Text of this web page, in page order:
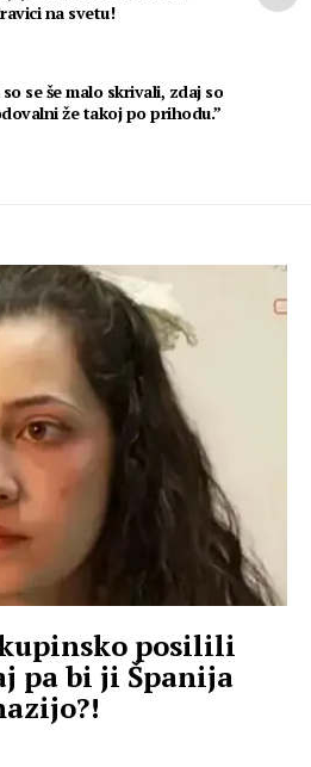
na svetu!
se še malo skrivali, zdaj so
že takoj po prihodu.”
posilili
pa bi ji Španija